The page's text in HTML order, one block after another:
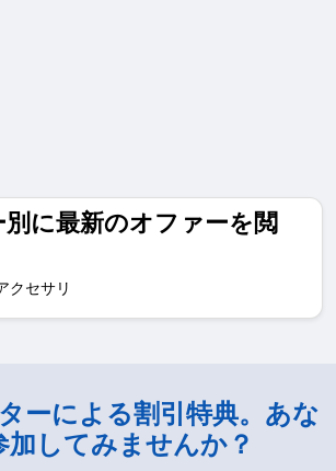
に最新のオファーを閲
クセサリ
ーによる割引特典。あな
加してみませんか？